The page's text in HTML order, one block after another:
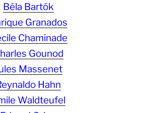
Béla Bartók
Granados
Chaminade
Gounod
Massenet
Hahn
Waldteufel